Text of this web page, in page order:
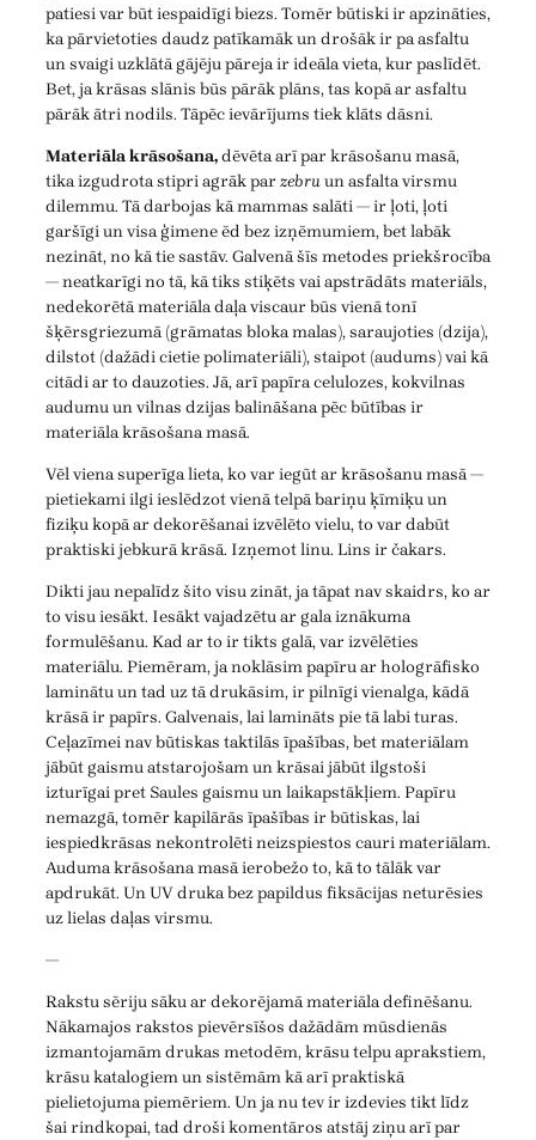
patiesi var būt iespaidīgi biezs. Tomēr būtiski ir apzināties,
ka pārvietoties daudz patīkamāk un drošāk ir pa asfaltu
un svaigi uzklātā gājēju pāreja ir ideāla vieta, kur paslīdēt.
Bet, ja krāsas slānis būs pārāk plāns, tas kopā ar asfaltu
pārāk ātri nodils. Tāpēc ievārījums tiek klāts dāsni.
Materiāla krāsošana,dēvēta arī par krāsošanu masā,
tika izgudrota stipri agrāk parzebruun asfalta virsmu
dilemmu. Tā darbojas kā mammas salāti — ir ļoti, ļoti
garšīgi un visa ģimene ēd bez izņēmumiem, bet labāk
nezināt, no kā tie sastāv. Galvenā šīs metodes priekšrocība
— neatkarīgi no tā, kā tiks stiķēts vai apstrādāts materiāls,
nedekorētā materiāla daļa viscaur būs vienā tonī
šķērsgriezumā (grāmatas bloka malas), saraujoties (dzija),
dilstot (dažādi cietie polimateriāli), staipot (audums) vai kā
citādi ar to dauzoties. Jā, arī papīra celulozes, kokvilnas
audumu un vilnas dzijas balināšana pēc būtības ir
materiāla krāsošana masā.
Vēl viena superīga lieta, ko var iegūt ar krāsošanu masā —
pietiekami ilgi ieslēdzot vienā telpā bariņu ķīmiķu un
fiziķu kopā ar dekorēšanai izvēlēto vielu, to var dabūt
praktiski jebkurā krāsā. Izņemot linu. Lins ir čakars.
Dikti jau nepalīdz šito visu zināt, ja tāpat nav skaidrs, ko ar
to visu iesākt. Iesākt vajadzētu ar gala iznākuma
formulēšanu. Kad ar to ir tikts galā, var izvēlēties
materiālu. Piemēram, ja noklāsim papīru ar hologrāfisko
laminātu un tad uz tā drukāsim, ir pilnīgi vienalga, kādā
krāsā ir papīrs. Galvenais, lai lamināts pie tā labi turas.
Ceļazīmei nav būtiskas taktilās īpašības, bet materiālam
jābūt gaismu atstarojošam un krāsai jābūt ilgstoši
izturīgai pret Saules gaismu un laikapstākļiem. Papīru
nemazgā, tomēr kapilārās īpašības ir būtiskas, lai
iespiedkrāsas nekontrolēti neizspiestos cauri materiālam.
Auduma krāsošana masā ierobežo to, kā to tālāk var
apdrukāt. Un UV druka bez papildus fiksācijas neturēsies
uz lielas daļas virsmu.
—
Rakstu sēriju sāku ar dekorējamā materiāla definēšanu.
Nākamajos rakstos pievērsīšos dažādām mūsdienās
izmantojamām drukas metodēm, krāsu telpu aprakstiem,
krāsu katalogiem un sistēmām kā arī praktiskā
pielietojuma piemēriem. Un ja nu tev ir izdevies tikt līdz
šai rindkopai, tad droši komentāros atstāj ziņu arī par